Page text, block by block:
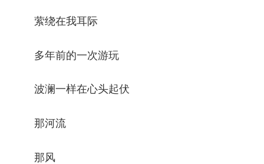
萦绕在我耳际
多年前的一次游玩
波澜一样在心头起伏
那河流
那风